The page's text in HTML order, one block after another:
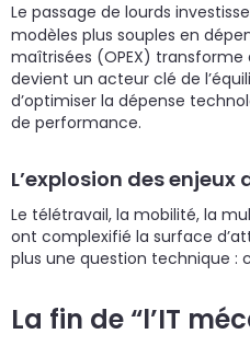
Le passage de lourds
modèles plus souples en
maîtrisées (OPEX) transforme
devient un acteur clé de
d’optimiser la dépense
de performance.
L’explosion des enjeux
Le télétravail, la mobilité, la
ont complexifié la surface
plus une question technique :
La fin de “l’IT